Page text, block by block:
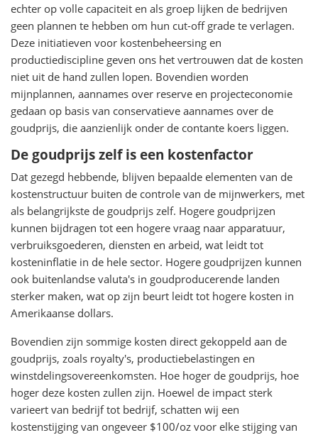
echter op volle capaciteit en als groep lijken de bedrijven
geen plannen te hebben om hun cut-off grade te verlagen.
Deze initiatieven voor kostenbeheersing en
productiediscipline geven ons het vertrouwen dat de kosten
niet uit de hand zullen lopen. Bovendien worden
mijnplannen, aannames over reserve en projecteconomie
gedaan op basis van conservatieve aannames over de
goudprijs, die aanzienlijk onder de contante koers liggen.
De goudprijs zelf is een kostenfactor
Dat gezegd hebbende, blijven bepaalde elementen van de
kostenstructuur buiten de controle van de mijnwerkers, met
als belangrijkste de goudprijs zelf. Hogere goudprijzen
kunnen bijdragen tot een hogere vraag naar apparatuur,
verbruiksgoederen, diensten en arbeid, wat leidt tot
kosteninflatie in de hele sector. Hogere goudprijzen kunnen
ook buitenlandse valuta's in goudproducerende landen
sterker maken, wat op zijn beurt leidt tot hogere kosten in
Amerikaanse dollars.
Bovendien zijn sommige kosten direct gekoppeld aan de
goudprijs, zoals royalty's, productiebelastingen en
winstdelingsovereenkomsten. Hoe hoger de goudprijs, hoe
hoger deze kosten zullen zijn. Hoewel de impact sterk
varieert van bedrijf tot bedrijf, schatten wij een
kostenstijging van ongeveer $100/oz voor elke stijging van